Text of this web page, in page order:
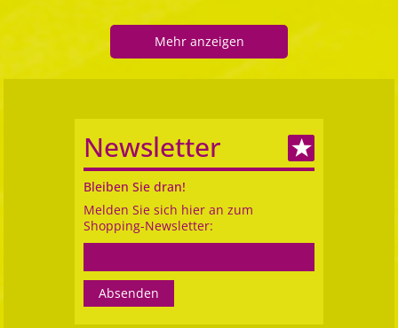
Mehr anzeigen
Newsletter
Bleiben Sie dran!
Melden Sie sich hier an zum
Shopping-Newsletter: